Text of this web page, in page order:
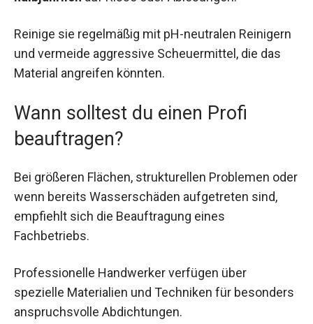
Reinige sie regelmäßig mit pH-neutralen Reinigern
und vermeide aggressive Scheuermittel, die das
Material angreifen könnten.
Wann solltest du einen Profi
beauftragen?
Bei größeren Flächen, strukturellen Problemen oder
wenn bereits Wasserschäden aufgetreten sind,
empfiehlt sich die Beauftragung eines
Fachbetriebs.
Professionelle Handwerker verfügen über
spezielle Materialien und Techniken für besonders
anspruchsvolle Abdichtungen.